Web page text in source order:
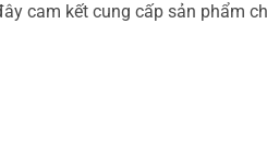
cam kết cung cấp sản phẩm